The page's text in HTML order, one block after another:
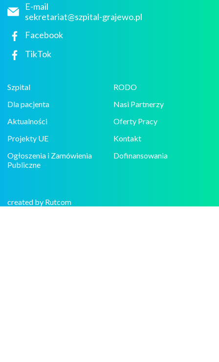
E-mail
sekretariat@szpital-grajewo.pl
Facebook
TikTok
Szpital
Dla pacjenta
Aktualności
Projekty UE
Ogłoszenia i Zamówienia
Publiczne
RODO
Nasi Partnerzy
Oferty Pracy
Kontakt
Dofinansowania
created by Rutcom